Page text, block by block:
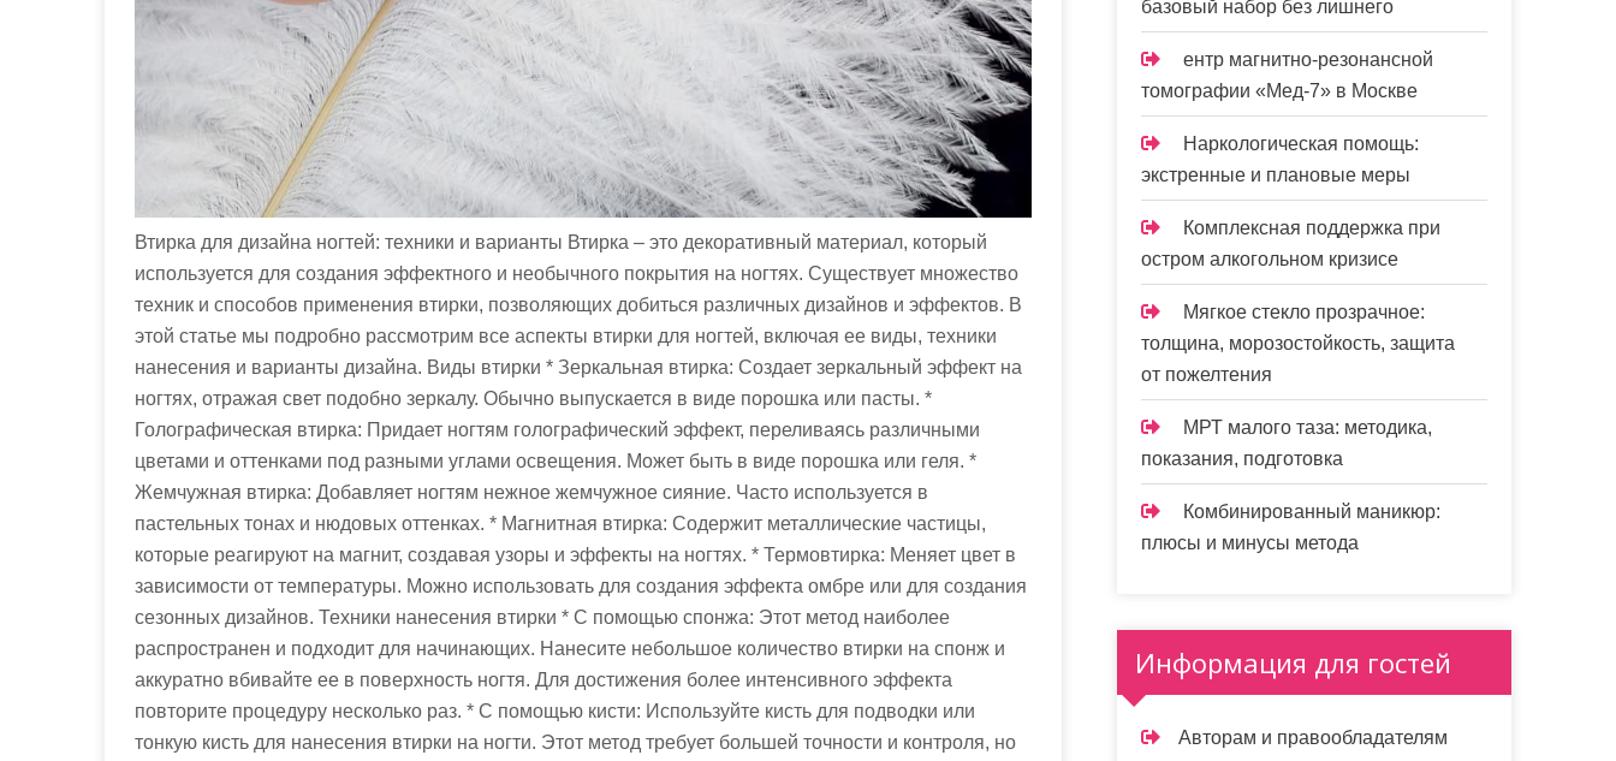
Втирка для дизайна ногтей: техники и варианты Втирка – это декоративный материал, который
используется для создания эффектного и необычного покрытия на ногтях. Существует множество
техник и способов применения втирки, позволяющих добиться различных дизайнов и эффектов. В
этой статье мы подробно рассмотрим все аспекты втирки для ногтей, включая ее виды, техники
нанесения и варианты дизайна. Виды втирки * Зеркальная втирка: Создает зеркальный эффект на
ногтях, отражая свет подобно зеркалу. Обычно выпускается в виде порошка или пасты. *
Голографическая втирка: Придает ногтям голографический эффект, переливаясь различными
цветами и оттенками под разными углами освещения. Может быть в виде порошка или геля. *
Жемчужная втирка: Добавляет ногтям нежное жемчужное сияние. Часто используется в
пастельных тонах и нюдовых оттенках. * Магнитная втирка: Содержит металлические частицы,
которые реагируют на магнит, создавая узоры и эффекты на ногтях. * Термовтирка: Меняет цвет в
зависимости от температуры. Можно использовать для создания эффекта омбре или для создания
сезонных дизайнов. Техники нанесения втирки * С помощью спонжа: Этот метод наиболее
распространен и подходит для начинающих. Нанесите небольшое количество втирки на спонж и
аккуратно вбивайте ее в поверхность ногтя. Для достижения более интенсивного эффекта
повторите процедуру несколько раз. * С помощью кисти: Используйте кисть для подводки или
тонкую кисть для нанесения втирки на ногти. Этот метод требует большей точности и контроля, но
базовый набор без лишнего
ентр магнитно-резонансной
томографии «Мед-7» в Москве
Наркологическая помощь:
экстренные и плановые меры
Комплексная поддержка при
остром алкогольном кризисе
Мягкое стекло прозрачное:
толщина, морозостойкость, защита
от пожелтения
МРТ малого таза: методика,
показания, подготовка
Комбинированный маникюр:
плюсы и минусы метода
Информация для гостей
Авторам и правообладателям